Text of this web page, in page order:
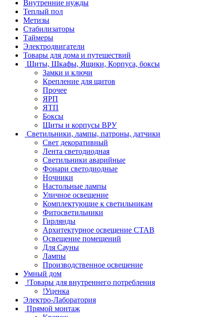
Внутренние нужды
Теплый пол
Метизы
Стабилизаторы
Таймеры
Электродвигатели
Товары для дома и путешествий
Щиты, Шкафы, Ящики, Корпуса, боксы
Замки и ключи
Крепление для щитов
Прочее
ЯРП
ЯТП
Боксы
Щиты и корпусы ВРУ
Светильники, лампы, патроны, датчики
Свет декоративный
Лента светодиодная
Светильники аварийные
Фонари светодиодные
Ночники
Настольные лампы
Уличное освещение
Комплектующие к светильникам
Фитосветильники
Гирлянды
Архитектурное освещение СТАВ
Освещение помещений
Для Сауны
Лампы
Производственное освешение
Умный дом
!Товары для внутреннего потребления
!Уценка
Электро-Лаборатория
Прямой монтаж